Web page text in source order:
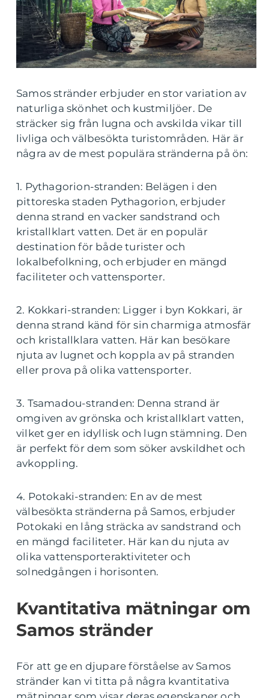
Samos stränder erbjuder en stor variation av
naturliga skönhet och kustmiljöer. De
sträcker sig från lugna och avskilda vikar till
livliga och välbesökta turistområden. Här är
några av de mest populära stränderna på ön:
1. Pythagorion-stranden: Belägen i den
pittoreska staden Pythagorion, erbjuder
denna strand en vacker sandstrand och
kristallklart vatten. Det är en populär
destination för både turister och
lokalbefolkning, och erbjuder en mängd
faciliteter och vattensporter.
2. Kokkari-stranden: Ligger i byn Kokkari, är
denna strand känd för sin charmiga atmosfär
och kristallklara vatten. Här kan besökare
njuta av lugnet och koppla av på stranden
eller prova på olika vattensporter.
3. Tsamadou-stranden: Denna strand är
omgiven av grönska och kristallklart vatten,
vilket ger en idyllisk och lugn stämning. Den
är perfekt för dem som söker avskildhet och
avkoppling.
4. Potokaki-stranden: En av de mest
välbesökta stränderna på Samos, erbjuder
Potokaki en lång sträcka av sandstrand och
en mängd faciliteter. Här kan du njuta av
olika vattensporteraktiviteter och
solnedgången i horisonten.
Kvantitativa mätningar om
Samos stränder
För att ge en djupare förståelse av Samos
stränder kan vi titta på några kvantitativa